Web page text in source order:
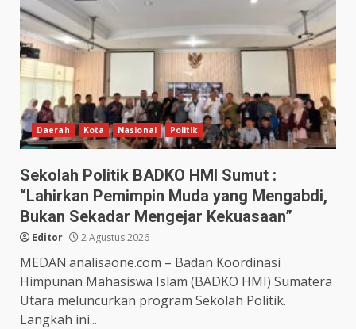
Daerah Kota Nasional Politik
Sekolah Politik BADKO HMI Sumut :
“Lahirkan Pemimpin Muda yang Mengabdi,
Bukan Sekadar Mengejar Kekuasaan”
Editor 2 Agustus 2026
MEDAN.analisaone.com – Badan Koordinasi
Himpunan Mahasiswa Islam (BADKO HMI) Sumatera
Utara meluncurkan program Sekolah Politik.
Langkah ini...